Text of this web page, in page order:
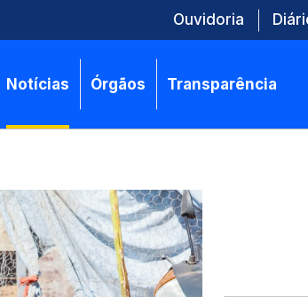
Ouvidoria
Notícias Órgãos Transparência